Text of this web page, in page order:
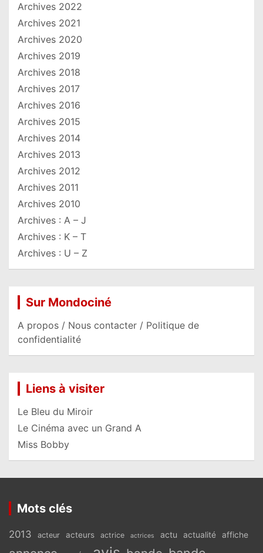
Archives 2022
Archives 2021
Archives 2020
Archives 2019
Archives 2018
Archives 2017
Archives 2016
Archives 2015
Archives 2014
Archives 2013
Archives 2012
Archives 2011
Archives 2010
Archives : A – J
Archives : K – T
Archives : U – Z
Sur Mondociné
A propos / Nous contacter / Politique de
confidentialité
Liens à visiter
Le Bleu du Miroir
Le Cinéma avec un Grand A
Miss Bobby
Mots clés
2013 acteur acteurs actrice actrices actu actualité affiche